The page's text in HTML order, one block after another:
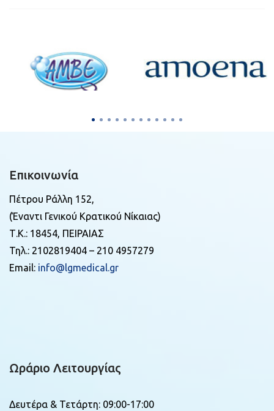
Επικοινωνία
Πέτρου Ράλλη 152,
(Έναντι Γενικού Κρατικού Νίκαιας)
Τ.Κ.: 18454, ΠΕΙΡΑΙΑΣ
Τηλ.: 2102819404 – 210 4957279
Email: info@lgmedical.gr
Ωράριο Λειτουργίας
Δευτέρα & Τετάρτη: 09:00-17:00